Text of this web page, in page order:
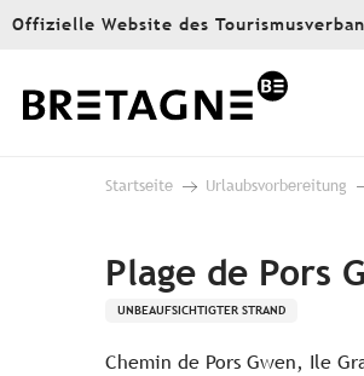
Aller
principal
Offizielle Website des
Startseite Urlaubsvorbereitung
Plage de Pors
UNBEAUFSICHTIGTER STRAND
Chemin de Pors Gwen, Ile